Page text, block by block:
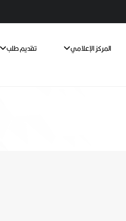
المركز الإعلامي تقديم طلب